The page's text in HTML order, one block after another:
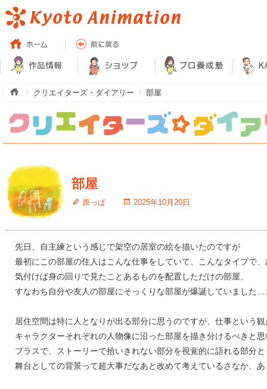
クリエイターズ・ダイアリー 部屋
部屋
原っぱ 2025年10月20日
先日、自主練という感じで架空の居室の絵を描いたのですが
最初にこの部屋の住人はこんな仕事をしていて、こんなタイプで
気付けば身の回りで見たことあるものを配置しただけの部屋、
すなわち自分や友人の部屋にそっくりな部屋が爆誕していました
居住空間は特に人となりが出る部分に思うのですが、仕事という
キャラクターそれぞれの人物像に沿った部屋を描き分けるべきと
プラスで、ストーリーで拾いきれない部分を視覚的に語れる部分
舞台としての背景って超大事だなあと改めて考えているさなか、